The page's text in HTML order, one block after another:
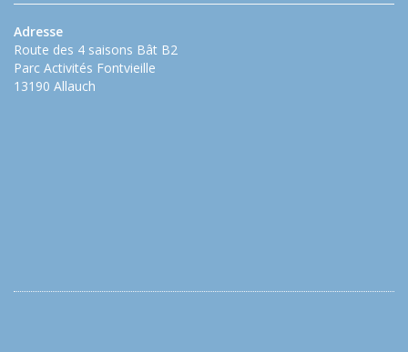
Adresse
Route des 4 saisons Bât B2
Parc Activités Fontvieille
13190 Allauch